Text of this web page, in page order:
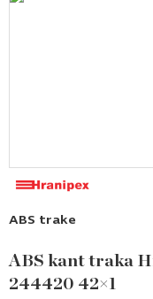
ABS trake
ABS kant traka
244420 42×1